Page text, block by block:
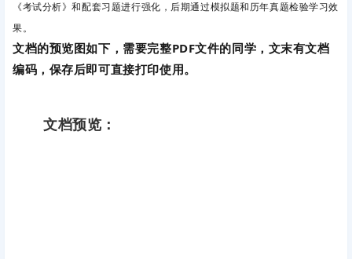
《考试分析》和配套习题进行强化，后期通过模拟题和历年真题检验学习效
果。
文档的预览图如下，需要完整PDF文件的同学，文末有文档
编码，保存后即可直接打印使用。
文档预览：